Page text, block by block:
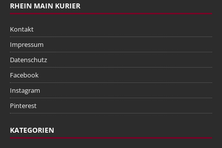
RHEIN MAIN KURIER
Kontakt
Impressum
Datenschutz
Facebook
Instagram
Pinterest
KATEGORIEN